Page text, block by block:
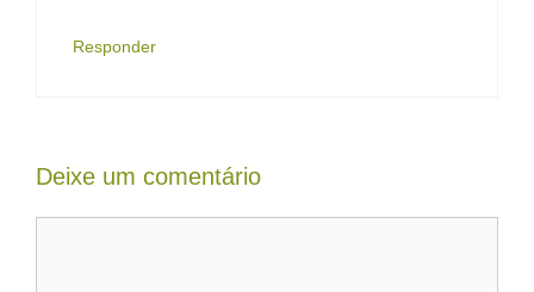
Responder
Deixe um comentário